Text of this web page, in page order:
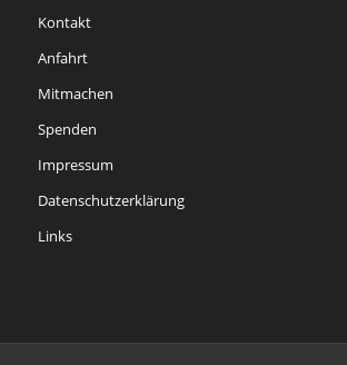
Kontakt
Anfahrt
Mitmachen
Spenden
Impressum
Datenschutzerklärung
Links